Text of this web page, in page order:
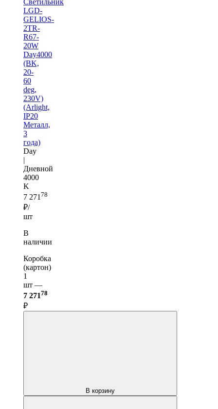
LGD-
GELIOS-
2TR-
R67-
20W
Day4000
(BK,
20-
60
deg,
230V)
(Arlight,
IP20
Металл,
3
года)
Day
|
Дневной
4000
K
7 271 78
₽/
шт
В
наличии
Коробка
(картон)
1
шт —
7 27178
₽
В корзину